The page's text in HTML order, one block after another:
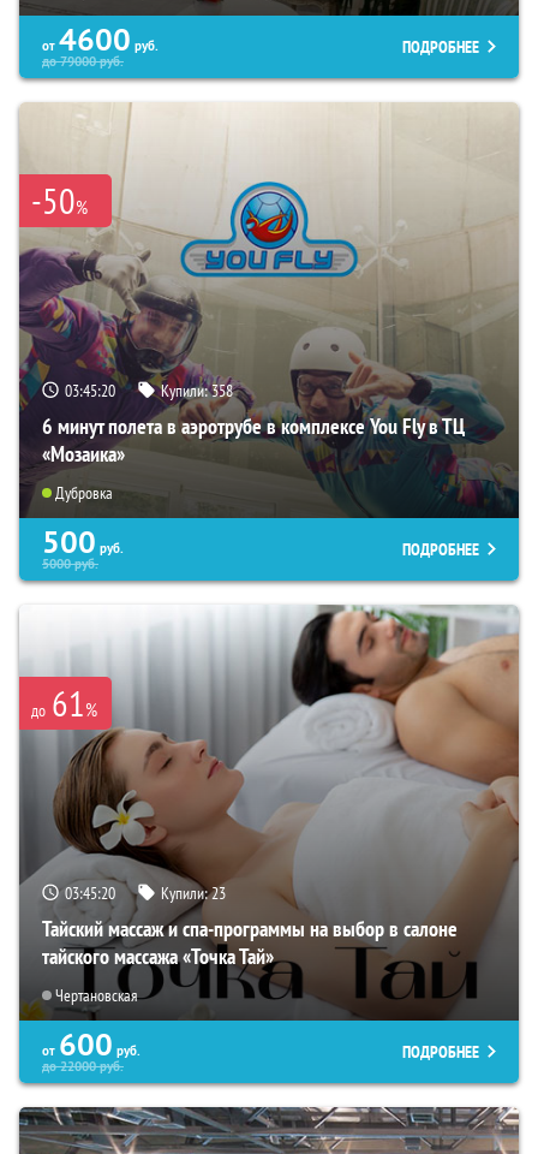
от 4600 руб.
до79000руб.
ПОДРОБНЕЕ
-50%
03:45:18 Купили:358
6 минут полета в аэротрубе в комплексе You Fly в ТЦ
«Мозаика»
Дубровка
500 руб.
5000руб.
ПОДРОБНЕЕ
до 61%
03:45:18 Купили:23
Тайский массаж и спа-программы на выбор в салоне
тайского массажа «Точка Тай»
Чертановская
от 600 руб.
до22000руб.
ПОДРОБНЕЕ